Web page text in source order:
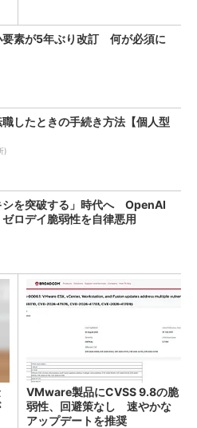
要素が5年ぶり改訂 何が必須に
職したときの手続き方法【個人型
)
シを突破する」時代へ OpenAI
ロデイ脆弱性を自律悪用
VMware製品にCVSS 9.8の脆
弱性、回避策なし 速やかな
アップデートを推奨